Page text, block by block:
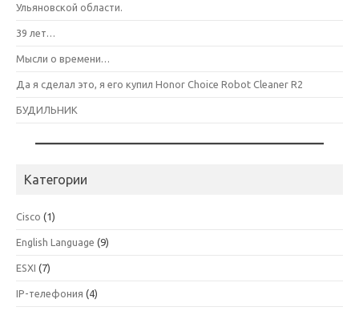
Ульяновской области.
39 лет…
Мысли о времени…
Да я сделал это, я его купил Honor Choice Robot Cleaner R2
БУДИЛЬНИК
Категории
Cisco (1)
English Language (9)
ESXI (7)
IP-телефония (4)